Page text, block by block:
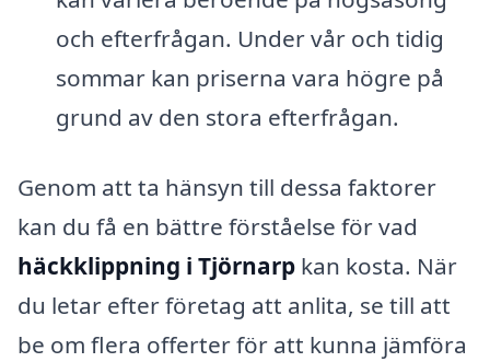
och efterfrågan. Under vår och tidig
sommar kan priserna vara högre på
grund av den stora efterfrågan.
Genom att ta hänsyn till dessa faktorer
kan du få en bättre förståelse för vad
häckklippning i Tjörnarp kan kosta. När
du letar efter företag att anlita, se till att
be om flera offerter för att kunna jämföra